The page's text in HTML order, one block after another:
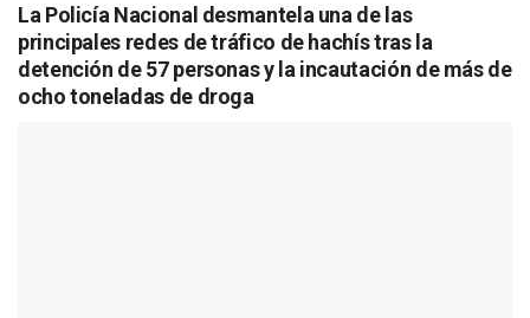
La Policía Nacional desmantela una de las
principales redes de tráfico de hachís tras la
detención de 57 personas y la incautación de más de
ocho toneladas de droga